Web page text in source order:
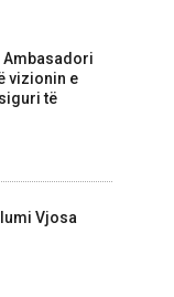
Ambasadori
vizionin e
të
Vjosa